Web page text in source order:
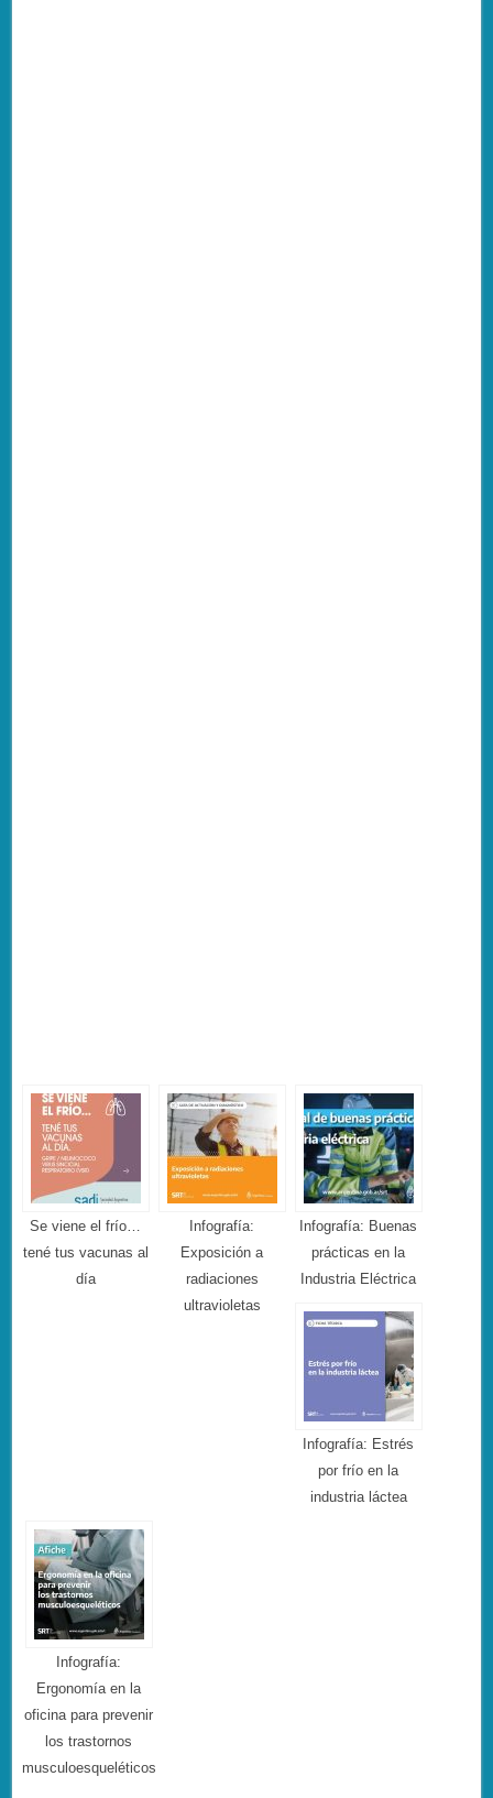
Se viene el frío…
tené tus vacunas al
día
Infografía:
Exposición a
radiaciones
ultravioletas
Infografía: Buenas
prácticas en la
Industria Eléctrica
Infografía: Estrés
por frío en la
industria láctea
Infografía:
Ergonomía en la
oficina para prevenir
los trastornos
musculoesqueléticos